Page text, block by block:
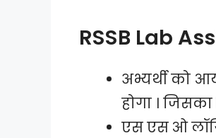
RSSB Lab
अभ्यर्थी को
होगा ।
एस एस ओ